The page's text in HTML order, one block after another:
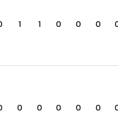
1 1 0 0 0
0 0 0 0 0